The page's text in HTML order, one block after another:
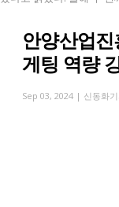
안양산업
게팅 역량
Sep 03, 2024 | 신동화